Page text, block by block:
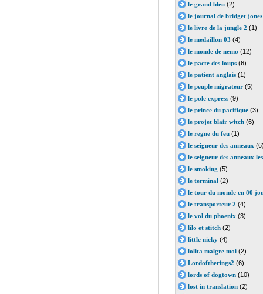
le grand bleu (2)
le journal de bridget jones
le livre de la jungle 2 (1)
le medaillon 03 (4)
le monde de nemo (12)
le pacte des loups (6)
le patient anglais (1)
le peuple migrateur (5)
le pole express (9)
le prince du pacifique (3)
le projet blair witch (6)
le regne du feu (1)
le seigneur des anneaux
le seigneur des anneaux
le smoking (5)
le terminal (2)
le tour du monde en 80
le transporteur 2 (4)
le vol du phoenix (3)
lilo et stitch (2)
little nicky (4)
lolita malgre moi (2)
Lordoftherings2 (6)
lords of dogtown (10)
lost in translation (2)